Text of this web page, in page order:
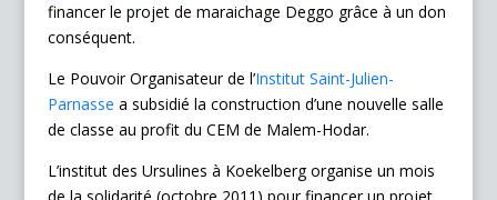
financer le projet de maraichage Deggo grâce à un don
conséquent.
Le Pouvoir Organisateur de l’Institut Saint-Julien-
Parnasse a subsidié la construction d’une nouvelle salle
de classe au profit du CEM de Malem-Hodar.
L’institut des Ursulines à Koekelberg organise un mois